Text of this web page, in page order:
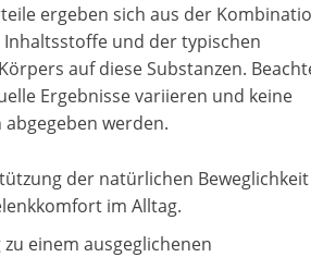
ergeben sich aus der
und der typischen
auf diese Substanzen.
Ergebnisse variieren und keine
werden.
der natürlichen Beweglichkeit
im Alltag.
zu einem ausgeglichenen